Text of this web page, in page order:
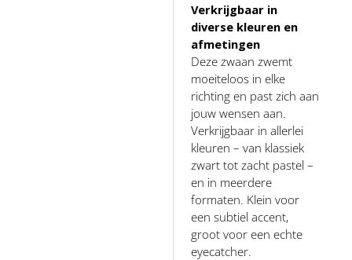
Verkrijgbaar in
diverse kleuren en
afmetingen
Deze zwaan zwemt
moeiteloos in elke
richting en past zich aan
jouw wensen aan.
Verkrijgbaar in allerlei
kleuren – van klassiek
zwart tot zacht pastel –
en in meerdere
formaten. Klein voor
een subtiel accent,
groot voor een echte
eyecatcher.